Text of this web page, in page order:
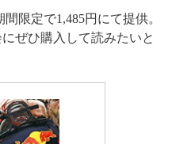
限定で1,485円にて提供。
ぜひ購入して読みたいと